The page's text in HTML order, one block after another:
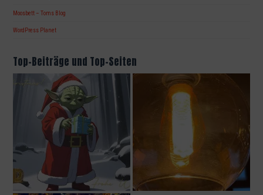
Moosbett – Toms Blog
WordPress Planet
Top-Beiträge und Top-Seiten